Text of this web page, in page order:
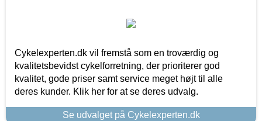
Cykelexperten.dk vil fremstå som en troværdig og
kvalitetsbevidst cykelforretning, der prioriterer god
kvalitet, gode priser samt service meget højt til alle
deres kunder. Klik her for at se deres udvalg.
Se udvalget på Cykelexperten.dk